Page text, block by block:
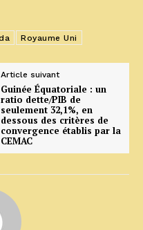
Royaume Uni
Article suivant
Guinée Équatoriale : un
ratio dette/PIB de
seulement 32,1%, en
dessous des critères de
convergence établis par la
CEMAC